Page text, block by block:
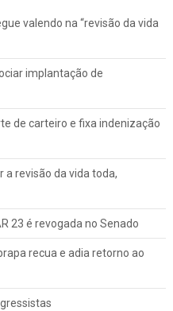
valendo na “revisão da vida
implantação de
de carteiro e fixa indenização
a revisão da vida toda,
23 é revogada no Senado
recua e adia retorno ao